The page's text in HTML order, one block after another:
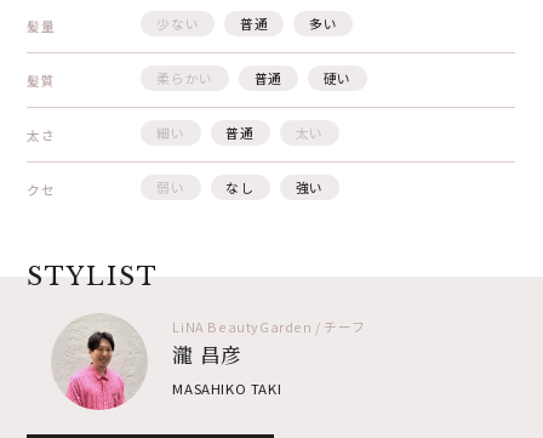
髪量 少ない 普通 多い
髪質 柔らかい 普通 硬い
太さ 細い 普通 太い
クセ 弱い なし 強い
STYLIST
LiNA BeautyGarden / チーフ
瀧 昌彦
MASAHIKO TAKI